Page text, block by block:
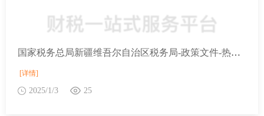
国家税务总局新疆维吾尔自治区税务局-政策文件-热点问答-按月申报的小规模纳税人如何享受减免增值税政策？收好这篇文章
[详情]
2025/1/3 25